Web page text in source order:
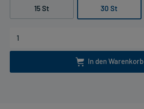
15 St 30 St
In den Warenkorb